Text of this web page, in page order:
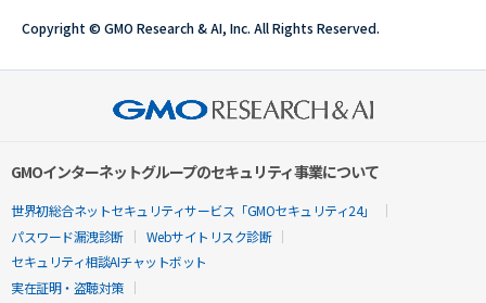
Copyright © GMO Research & AI, Inc. All Rights Reserved.
GMOインターネットグループのセキュリティ事業について
世界初総合ネットセキュリティサービス「GMOセキュリティ24」
パスワード漏洩診断
Webサイトリスク診断
セキュリティ相談AIチャットボット
実在証明・盗聴対策